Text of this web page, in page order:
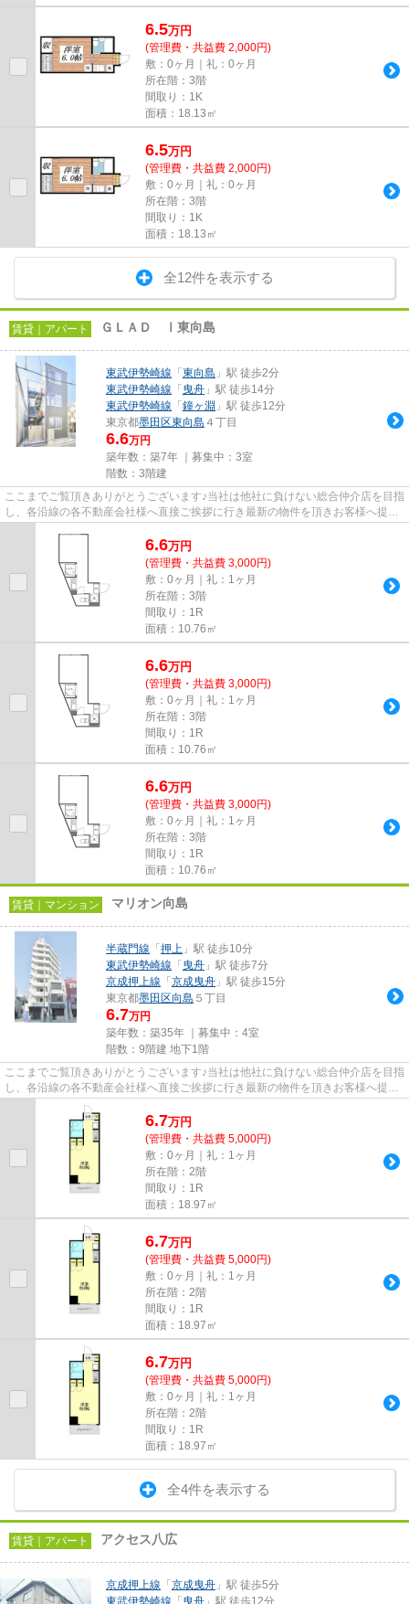
6.5万円
(管理費・共益費 2,000円)
敷：0ヶ月｜礼：0ヶ月
所在階：3階
間取り：1K
面積：18.13㎡
6.5万円
(管理費・共益費 2,000円)
敷：0ヶ月｜礼：0ヶ月
所在階：3階
間取り：1K
面積：18.13㎡
全12件を表示する
賃貸｜アパート ＧＬＡＤ Ⅰ東向島
東武伊勢崎線 「 東向島 」駅 徒歩2分
東武伊勢崎線 「 曳舟 」駅 徒歩14分
東武伊勢崎線 「 鐘ヶ淵 」駅 徒歩12分
東京都墨田区東向島 ４丁目
6.6万円
築年数：築7年 ｜募集中： 3室
階数：3階建
ここまでご覧頂きありがとうございます♪当社は他社に負けない総合仲介店を目指
し、各沿線の各不動産会社様へ直接ご挨拶に行き最新の物件を頂きお客様へ提供
6.6万円
(管理費・共益費 3,000円)
敷：0ヶ月｜礼：1ヶ月
所在階：3階
間取り：1R
面積：10.76㎡
6.6万円
(管理費・共益費 3,000円)
敷：0ヶ月｜礼：1ヶ月
所在階：3階
間取り：1R
面積：10.76㎡
6.6万円
(管理費・共益費 3,000円)
敷：0ヶ月｜礼：1ヶ月
所在階：3階
間取り：1R
面積：10.76㎡
賃貸｜マンション マリオン向島
半蔵門線 「 押上 」駅 徒歩10分
東武伊勢崎線 「 曳舟 」駅 徒歩7分
京成押上線 「 京成曳舟 」駅 徒歩15分
東京都墨田区向島 ５丁目
6.7万円
築年数：築35年 ｜募集中： 4室
階数：9階建 地下1階
ここまでご覧頂きありがとうございます♪当社は他社に負けない総合仲介店を目指
し、各沿線の各不動産会社様へ直接ご挨拶に行き最新の物件を頂きお客様へ提供
しております！最新の情報は...
6.7万円
(管理費・共益費 5,000円)
敷：0ヶ月｜礼：1ヶ月
所在階：2階
間取り：1R
面積：18.97㎡
6.7万円
(管理費・共益費 5,000円)
敷：0ヶ月｜礼：1ヶ月
所在階：2階
間取り：1R
面積：18.97㎡
6.7万円
(管理費・共益費 5,000円)
敷：0ヶ月｜礼：1ヶ月
所在階：2階
間取り：1R
面積：18.97㎡
全4件を表示する
賃貸｜アパート アクセス八広
京成押上線 「 京成曳舟 」駅 徒歩5分
東武伊勢崎線 「 曳舟 」駅 徒歩12分